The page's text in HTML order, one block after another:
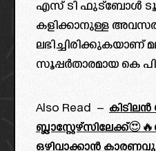
എസ് ടി ഫുട്ബോൾ
കളിക്കാനുള്ള
ലഭിച്ചിരിക്കുകയാണ്
സൂപ്പർതാരമായ കെ
Also Read –
ഒഴിവാക്കാൻ